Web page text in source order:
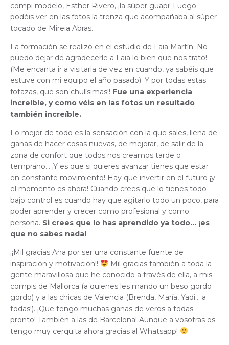
compi modelo, Esther Rivero, ¡la súper guapi! Luego
podéis ver en las fotos la trenza que acompañaba al súper
tocado de Mireia Abras.
La formación se realizó en el estudio de Laia Martín. No
puedo dejar de agradecerle a Laia lo bien que nos trató!
(Me encanta ir a visitarla de vez en cuando, ya sabéis que
estuve con mi equipo el año pasado). Y por todas estas
fotazas, que son chulísimas!! Fue una experiencia
increíble, y como véis en las fotos un resultado
también increíble.
Lo mejor de todo es la sensación con la que sales, llena de
ganas de hacer cosas nuevas, de mejorar, de salir de la
zona de confort que todos nos creamos tarde o
temprano… ¡Y es que si quieres avanzar tienes que estar
en constante movimiento! Hay que invertir en el futuro ¡y
el momento es ahora! Cuando crees que lo tienes todo
bajo control es cuando hay que agitarlo todo un poco, para
poder aprender y crecer como profesional y como
persona. Si crees que lo has aprendido ya todo… ¡es
que no sabes nada!
¡¡Mil gracias Ana por ser una constante fuente de
inspiración y motivación!!
Mil gracias también a toda la
gente maravillosa que he conocido a través de ella, a mis
compis de Mallorca (a quienes les mando un beso gordo
gordo) y a las chicas de Valencia (Brenda, María, Yadi… a
todas!). ¡Que tengo muchas ganas de veros a todas
pronto! También a las de Barcelona! Aunque a vosotras os
tengo muy cerquita ahora gracias al Whatsapp!